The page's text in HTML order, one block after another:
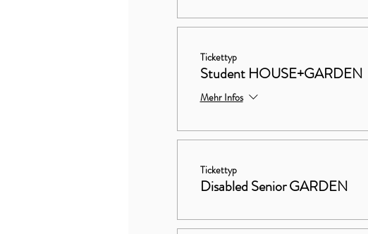
Tickettyp
Student HOUSE+GARDEN
Mehr Infos
Tickettyp
Disabled Senior GARDEN